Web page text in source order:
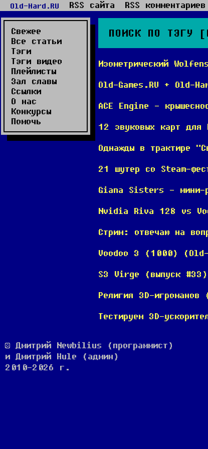
Old-Hard.RU RSS сайта RSS комментариев
Свежее
Все статьи
Тэги
Тэги видео
Плейлисты
Зал славы
Ссылки
О нас
Конкурсы
Помочь
ПОИСК ПО ТЭГУ
Изометрический
Old-Games.RU + Old-
ACE Engine -
12 звуковых карт для
Однажды в трактире
21 шутер со Steam-
Giana Sisters - мини-
Nvidia Riva 128 vs
Стрим: отвечаю на
Voodoo 3 (1000)
S3 Virge (выпуск #33)
Религия 3D-
Тестируем 3D-
© Дмитрий Newbilius (программист)
и Дмитрий Hule (админ)
2010-2026 г.